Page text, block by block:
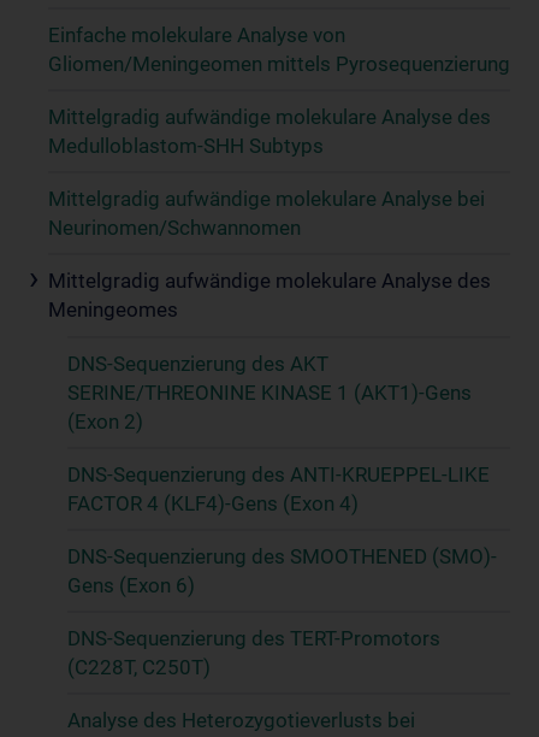
Einfache molekulare Analyse von
Gliomen/Meningeomen mittels Pyrosequenzierung
Mittelgradig aufwändige molekulare Analyse des
Medulloblastom-SHH Subtyps
Mittelgradig aufwändige molekulare Analyse bei
Neurinomen/Schwannomen
Mittelgradig aufwändige molekulare Analyse des
Meningeomes
DNS-Sequenzierung des AKT
SERINE/THREONINE KINASE 1 (AKT1)-Gens
(Exon 2)
DNS-Sequenzierung des ANTI-KRUEPPEL-LIKE
FACTOR 4 (KLF4)-Gens (Exon 4)
DNS-Sequenzierung des SMOOTHENED (SMO)-
Gens (Exon 6)
DNS-Sequenzierung des TERT-Promotors
(C228T, C250T)
Analyse des Heterozygotieverlusts bei